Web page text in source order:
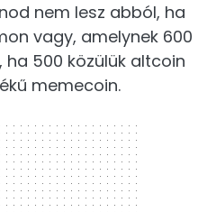
nem lesz abból, ha
vagy, amelynek 600
500 közülük altcoin
memecoin.